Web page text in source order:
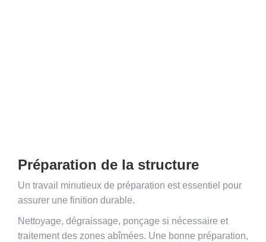
Préparation de la structure
Un travail minutieux de préparation est essentiel pour
assurer une finition durable.
Nettoyage, dégraissage, ponçage si nécessaire et
traitement des zones abîmées. Une bonne préparation,